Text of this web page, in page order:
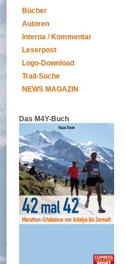
Bücher
Autoren
Interna / Kommentar
Leserpost
Logo-Download
Trail-Suche
NEWS MAGAZIN
Das M4Y-Buch